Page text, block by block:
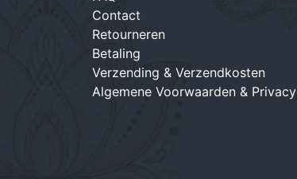
Contact
Retourneren
Betaling
Verzending & Verzendkosten
Algemene Voorwaarden & Privacy